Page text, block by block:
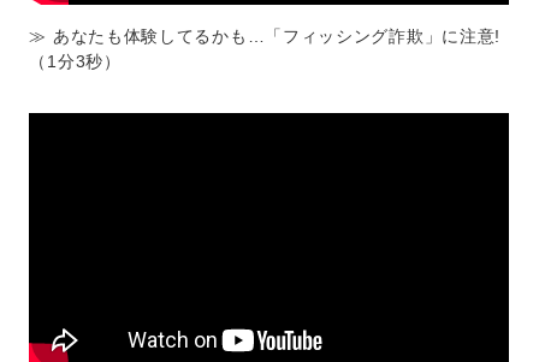
≫ あなたも体験してるかも…「フィッシング詐欺」に注意!
（1分3秒）